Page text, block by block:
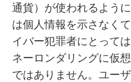
通貨）が使われるよう
は個人情報を示さなく
イバー犯罪者にとって
ネーロンダリングに仮
ではありません。ユー